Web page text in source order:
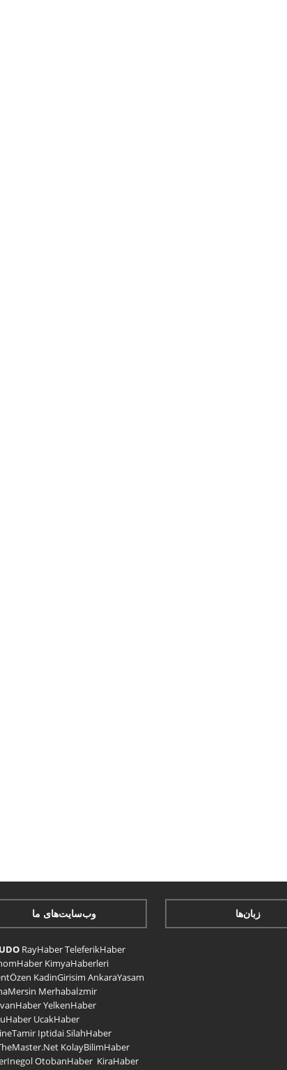
وب‌سایت‌های ما
RayHaberTeleferikHaber
KimyaHaberleri
KadinGirisim AnkaraYasam
Merhabaİzmir
YelkenHaber
UcakHaber
IptidaiSilahHaber
KolayBilimHaber
OtobanHaber KiraHaber
زبان‌ها